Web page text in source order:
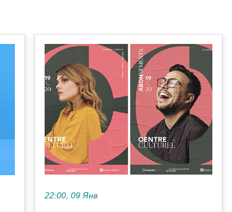
22:00, 09 Янв